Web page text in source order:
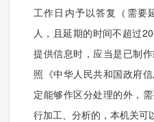
工作日内予以答复（需要
人，且延期的时间不超过
提供信息时，应当是已制
照《中华人民共和国政府
定能够作区分处理的外，
行加工、分析的，本机关可